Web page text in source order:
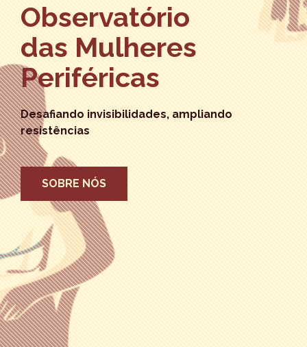
Observatório
das Mulheres
Periféricas
Desafiando invisibilidades, ampliando
resistências
SOBRE NÓS